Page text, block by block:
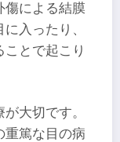
傷による結膜
入ったり、
とで起こり
大切です。
重篤な目の病